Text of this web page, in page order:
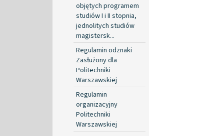
objętych programem
studiów I i II stopnia,
jednolitych studiów
magistersk...
Regulamin odznaki
Zasłużony dla
Politechniki
Warszawskiej
Regulamin
organizacyjny
Politechniki
Warszawskiej